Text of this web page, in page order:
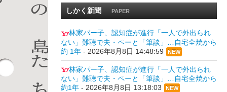
しかく新聞 PAPER
林家パー子、認知症が進行「一人で外出られ
ない」難聴で夫・ペーと「筆談」…自宅全焼から
約 1年- 2026年8月8日 14:48:59 NEW
林家パー子、認知症が進行「一人で外出られ
ない」難聴で夫・ペーと「筆談」…自宅全焼から
約1年- 2026年8月8日 13:18:03 NEW